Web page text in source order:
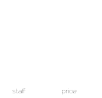
staff price